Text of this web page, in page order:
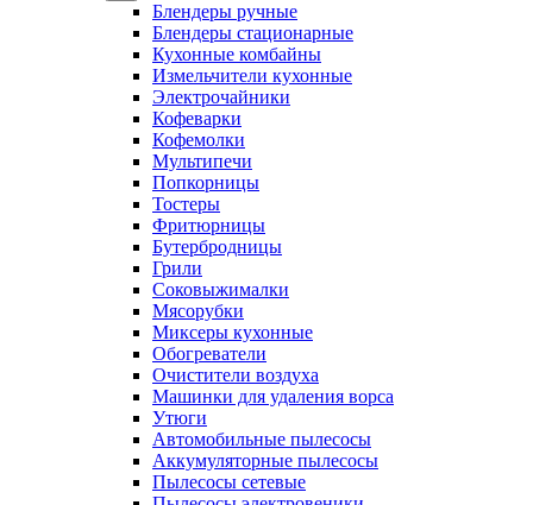
Блендеры ручные
Блендеры стационарные
Кухонные комбайны
Измельчители кухонные
Электрочайники
Кофеварки
Кофемолки
Мультипечи
Попкорницы
Тостеры
Фритюрницы
Бутербродницы
Грили
Соковыжималки
Мясорубки
Миксеры кухонные
Обогреватели
Очистители воздуха
Машинки для удаления ворса
Утюги
Автомобильные пылесосы
Аккумуляторные пылесосы
Пылесосы сетевые